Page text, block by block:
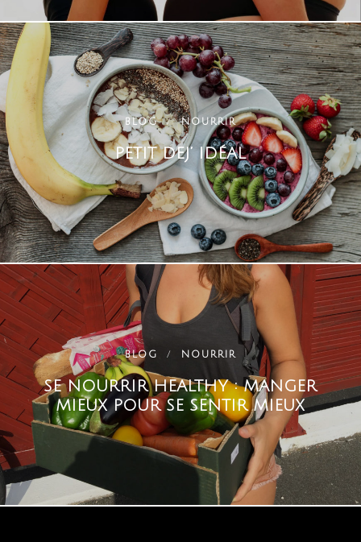
BLOG NOURRIR
PETIT DEJ’ IDÉAL
BLOG NOURRIR
SE NOURRIR HEALTHY : MANGER
MIEUX POUR SE SENTIR MIEUX